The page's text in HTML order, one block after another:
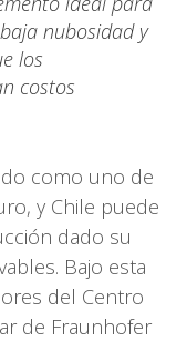
nubosidad y
los
costos
como uno de
y Chile puede
dado su
Bajo esta
del Centro
de Fraunhofer